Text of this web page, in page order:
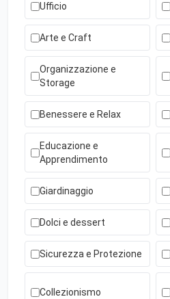
Ufficio
Arte e Craft
Organizzazione e
Storage
Benessere e Relax
Educazione e
Apprendimento
Giardinaggio
Dolci e dessert
Sicurezza e Protezione
Collezionismo